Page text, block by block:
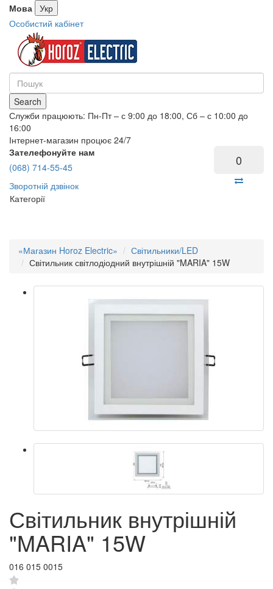
Мова Укр
Особистий кабінет
Search
Служби працюють: Пн-Пт – с 9:00 до 18:00, Сб – с 10:00 до
16:00
Інтернет-магазин процює 24/7
Зателефонуйте нам
(068) 714-55-45
Зворотній дзвінок
0
Категорії
«Магазин Horoz Electric»
Світильники/LED
Світильник світлодіодний внутрішній "MARIA" 15W
Світильник внутрішній
"MARIA" 15W
016 015 0015